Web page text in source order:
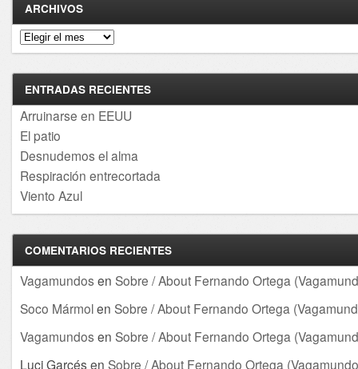
ARCHIVOS
Archivos
ENTRADAS RECIENTES
Arruinarse en EEUU
El patio
Desnudemos el alma
Respiración entrecortada
Viento Azul
COMENTARIOS RECIENTES
Vagamundos en Sobre / About Fernando Ortega
Soco Mármolen Sobre / About Fernando Ortega
Vagamundos en Sobre / About Fernando Ortega
Luci Garcés en Sobre / About Fernando Ortega